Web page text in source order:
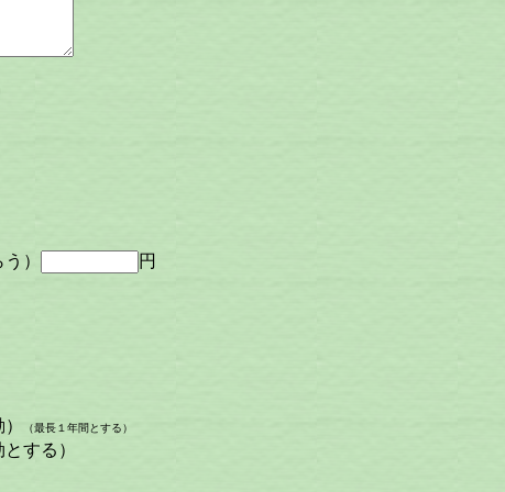
）
円
（最長１年間とする）
する）